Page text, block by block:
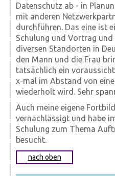
Datenschutz ab - in
mit anderen
durchführen. Das eine ist
Schulung und Vortrag
diversen Standorten in
den Mann und die Frau
tatsächlich ein
x-mal im Abstand von
wiederholt wird. Sehr
Auch meine eigene
vernachlässigt und habe
Schulung zum Thema
besucht.
nach oben